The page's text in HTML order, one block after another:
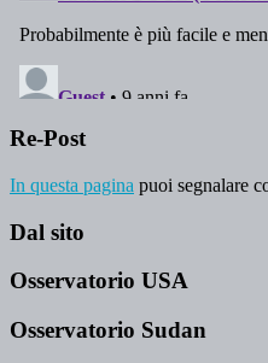
Re-Post
In questa pagina puoi segnalare
Dal sito
Osservatorio USA
Osservatorio Sudan